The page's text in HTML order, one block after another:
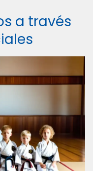
a través